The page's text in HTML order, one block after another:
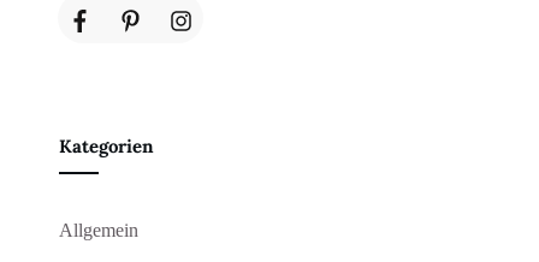
Kategorien
Allgemein